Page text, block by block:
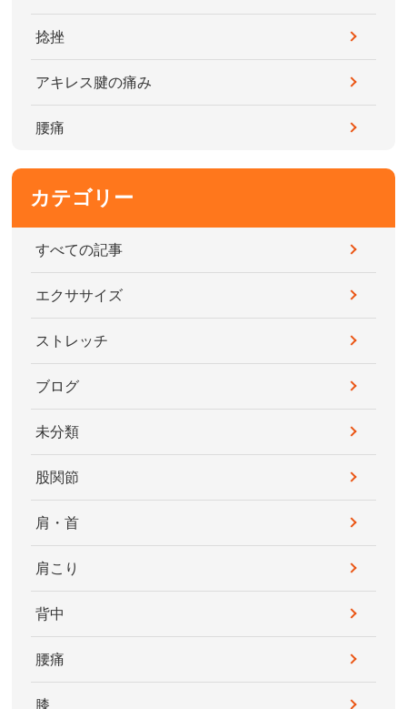
捻挫
アキレス腱の痛み
腰痛
カテゴリー
すべての記事
エクササイズ
ストレッチ
ブログ
未分類
股関節
肩・首
肩こり
背中
腰痛
膝